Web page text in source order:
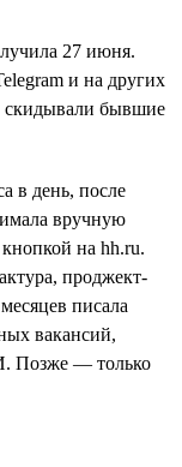
27 июня.
и на других
скидывали бывшие
в день, после
вручную
на hh.ru.
проджект-
писала
вакансий,
Позже — только